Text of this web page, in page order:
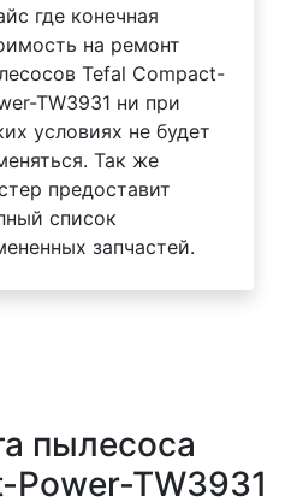
где конечная
на ремонт
Tefal Compact-
TW3931 ни при
условиях не будет
Так же
предоставит
список
запчастей.
пылесоса
Power-TW3931